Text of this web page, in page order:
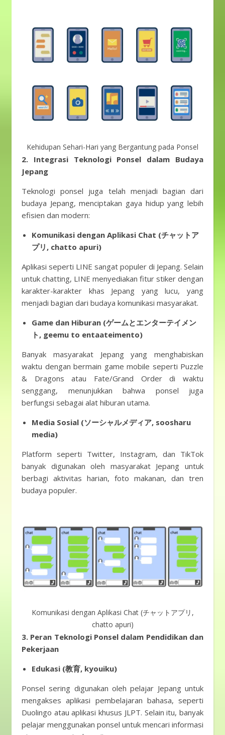
Kehidupan Sehari-Hari yang Bergantung pada Ponsel
2. Integrasi Teknologi Ponsel dalam Budaya
Jepang
Teknologi ponsel juga telah menjadi bagian dari
budaya Jepang, menciptakan gaya hidup yang lebih
efisien dan modern:
Komunikasi dengan Aplikasi Chat (チャットア
プリ, chatto apuri)
Aplikasi seperti LINE sangat populer di Jepang. Selain
untuk chatting, LINE menyediakan fitur stiker dengan
karakter-karakter khas Jepang yang lucu, yang
menjadi bagian dari budaya komunikasi masyarakat.
Game dan Hiburan (ゲームとエンターテイメン
ト, geemu to entaateimento)
Banyak masyarakat Jepang yang menghabiskan
waktu dengan bermain game mobile seperti Puzzle
& Dragons atau Fate/Grand Order di waktu
senggang, menunjukkan bahwa ponsel juga
berfungsi sebagai alat hiburan utama.
Media Sosial (ソーシャルメディア, soosharu
media)
Platform seperti Twitter, Instagram, dan TikTok
banyak digunakan oleh masyarakat Jepang untuk
berbagi aktivitas harian, foto makanan, dan tren
budaya populer.
Komunikasi dengan Aplikasi Chat (チャットアプリ,
chatto apuri)
3. Peran Teknologi Ponsel dalam Pendidikan dan
Pekerjaan
Edukasi (教育, kyouiku)
Ponsel sering digunakan oleh pelajar Jepang untuk
mengakses aplikasi pembelajaran bahasa, seperti
Duolingo atau aplikasi khusus JLPT. Selain itu, banyak
pelajar menggunakan ponsel untuk mencari informasi